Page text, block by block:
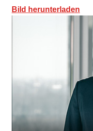
Bild herunterladen